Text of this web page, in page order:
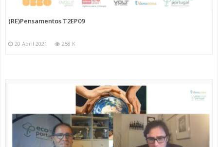
(RE)Pensamentos T2EP09
20 Abril 2021 258 K